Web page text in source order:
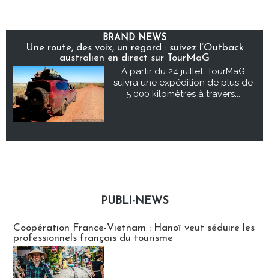
BRAND NEWS
Une route, des voix, un regard : suivez l’Outback
australien en direct sur TourMaG
À partir du 24 juillet, TourMaG
suivra une expédition de plus de
5 000 kilomètres à travers...
PUBLI-NEWS
Coopération France-Vietnam : Hanoï veut séduire les
professionnels français du tourisme